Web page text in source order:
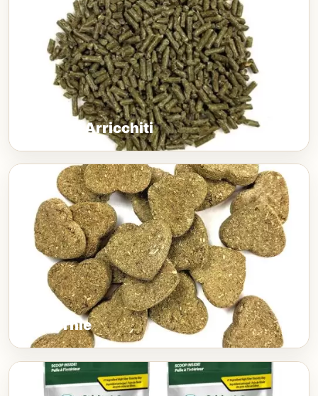
Alimenti Arricchiti
Leccornie